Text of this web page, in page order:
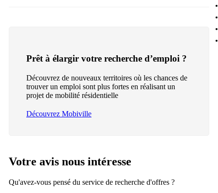
Prêt à élargir votre recherche d’emploi ?
Découvrez de nouveaux territoires où les chances de
trouver un emploi sont plus fortes en réalisant un
projet de mobilité résidentielle
Découvrez Mobiville
Votre avis nous intéresse
Qu'avez-vous pensé du service de recherche d'offres ?